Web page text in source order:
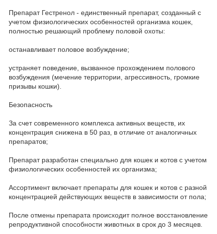
Препарат Гестренол - единственный препарат, созданный с
учетом физиологических особенностей организма кошек,
полностью решающий проблему половой охоты:
останавливает половое возбуждение;
устраняет поведение, вызванное прохождением полового
возбуждения (мечение территории, агрессивность, громкие
призывы кошки).
Безопасность
За счет современного комплекса активных веществ, их
концентрация снижена в 50 раз, в отличие от аналогичных
препаратов;
Препарат разработан специально для кошек и котов с учетом
физиологических особенностей их организма;
Ассортимент включает препараты для кошек и котов с разной
концентрацией действующих веществ в зависимости от пола;
После отмены препарата происходит полное восстановление
репродуктивной способности животных в срок до 3 месяцев.